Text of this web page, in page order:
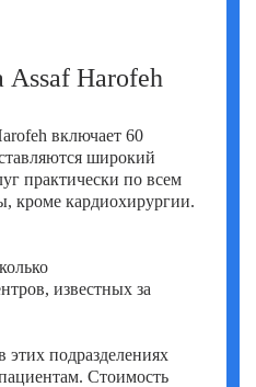
Assaf Harofeh
включает 60
широкий
практически по всем
кроме кардиохирургии.
известных за
этих подразделениях
Стоимость